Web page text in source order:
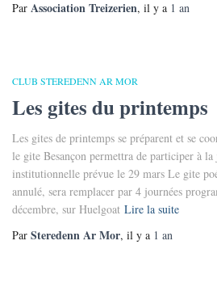
Par Association Treizerien, il y a 1 an
CLUB STEREDENN AR MOR
Les gites du printemps
Les gites de printemps se préparent et se
le gite Besançon permettra de participer à
institutionnelle prévue le 29 mars Le gite
annulé, sera remplacer par 4 journées
décembre, sur Huelgoat Lire la suite
Par Steredenn Ar Mor, il y a 1 an